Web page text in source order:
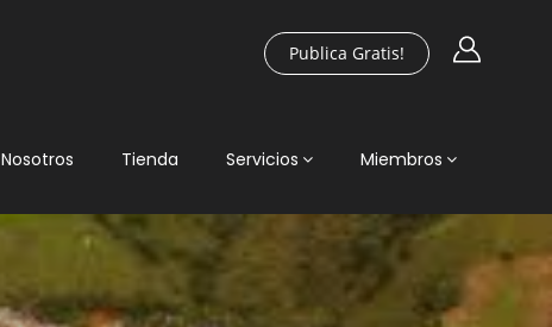
Publica Gratis!
Nosotros Tienda Servicios Miembros